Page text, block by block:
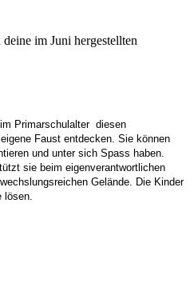
im Juni hergestellten
Primarschulalter diesen
Faust entdecken. Sie können
und unter sich Spass haben.
sie beim eigenverantwortlichen
Gelände. Die Kinder
lösen.